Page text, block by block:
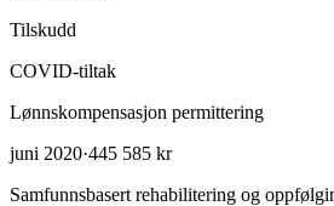
Tilskudd
COVID-tiltak
Lønnskompensasjon permittering
juni 2020·445 585 kr
Samfunnsbasert rehabilitering og